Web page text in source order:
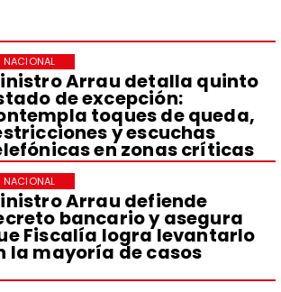
Arrau detalla quinto
de excepción:
toques de queda,
y escuchas
en zonas críticas
NACIONAL
Arrau defiende
bancario y asegura
Fiscalía logra levantarlo
la mayoría de casos
NACIONAL